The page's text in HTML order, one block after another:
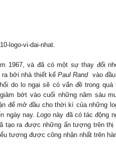
1967, và đã có một sự thay đổi
ra bởi nhà thiết kếPaul Rand vào
do lo ngại sẽ có vấn đề trong quá
bớt vào cuối những năm sáu
để mở đầu cho thời kì của những
ngày nay.Logo này đã có tác động
tạo ra được những ấn tượng trên thị
tượng được công nhận nhất trên